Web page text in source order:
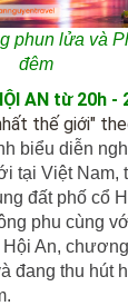
phun lửa và
đêm
AN từ 20h -
thế giới"
biểu diễn
tại Việt Nam,
đất phố cổ
phu cùng
An,
đang thu hút